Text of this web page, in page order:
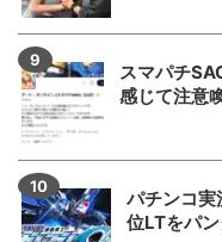
スマパチ
感じて注意
パチンコ実
位LTをパ